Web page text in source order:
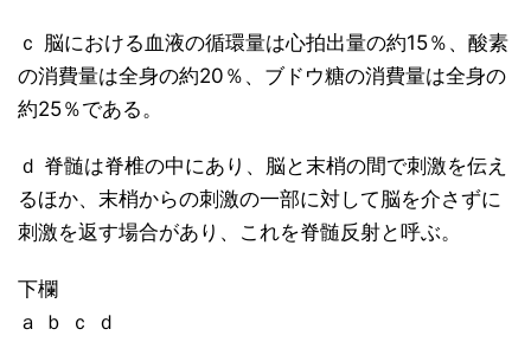
ｃ 脳における血液の循環量は心拍出量の約15％、酸素
の消費量は全身の約20％、ブドウ糖の消費量は全身の
約25％である。
ｄ 脊髄は脊椎の中にあり、脳と末梢の間で刺激を伝え
るほか、末梢からの刺激の一部に対して脳を介さずに
刺激を返す場合があり、これを脊髄反射と呼ぶ。
下欄
ａ ｂ ｃ ｄ